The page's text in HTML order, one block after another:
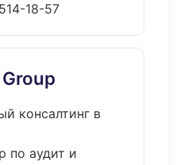
18-57
консалтинг в
по аудит и